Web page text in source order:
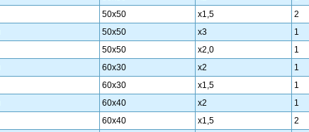
50х50 х1,5
2
50х50 х3
1
50х50 х2,0
1
60х30 х2
1
60х30 х1,5
1
60х40 х2
1
60х40 х1,5
2